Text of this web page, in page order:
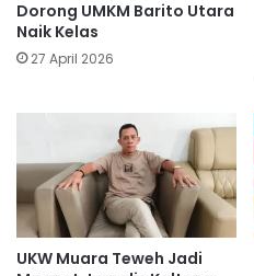
Dorong UMKM Barito Utara
Naik Kelas
27 April 2026
UKW Muara Teweh Jadi